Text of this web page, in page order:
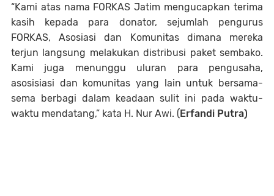
“Kami atas nama FORKAS Jatim mengucapkan terima
kasih kepada para donator, sejumlah pengurus
FORKAS, Asosiasi dan Komunitas dimana mereka
terjun langsung melakukan distribusi paket sembako.
Kami juga menunggu uluran para pengusaha,
asosisiasi dan komunitas yang lain untuk bersama-
sema berbagi dalam keadaan sulit ini pada waktu-
waktu mendatang,” kata H. Nur Awi. ( Erfandi Putra)